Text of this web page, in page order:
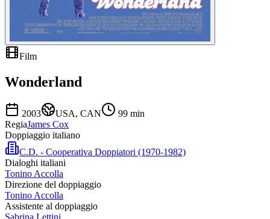
Film
Wonderland
2003 USA, CAN 99 min
RegiaJames Cox
Doppiaggio italiano
C.D. - Cooperativa Doppiatori (1970-1982)
Dialoghi italiani
Tonino Accolla
Direzione del doppiaggio
Tonino Accolla
Assistente al doppiaggio
Sabrina Lettini